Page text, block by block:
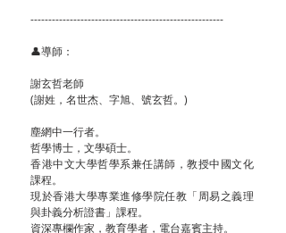
------------------------------------------------------
👤導師：
謝玄哲老師
(謝姓，名世杰、字旭、號玄哲。)
塵網中一行者。
哲學博士，文學碩士。
香港中文大學哲學系兼任講師，教授中國文化
課程。
現於香港大學專業進修學院任教「周易之義理
與卦義分析證書」課程。
資深專欄作家，教育學者，電台嘉賓主持。